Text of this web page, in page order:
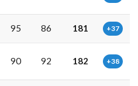
95 86 181 +37
90 92 182 +38